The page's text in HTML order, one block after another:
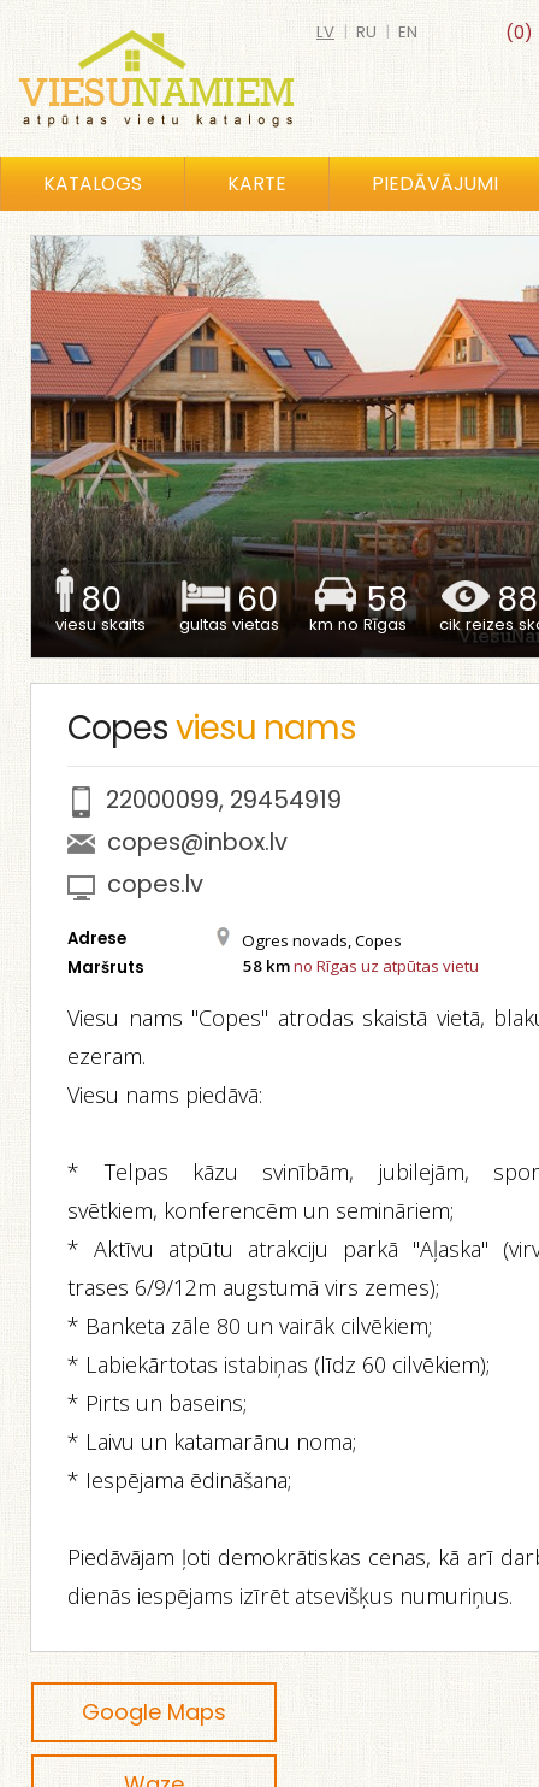
(0)
LV | RU | EN
KATALOGS KARTE PIEDĀVĀJUMI
80
viesu skaits
60
gultas vietas
58
km no Rīgas cik reizes
Copesviesu nams
22000099, 29454919
copes@inbox.lv
copes.lv
Adrese Ogres novads, Copes
Maršruts 58 kmno Rīgas uz atpūtas vietu
Viesu nams "Copes" atrodas skaistā vietā,
ezeram.
Viesu nams piedāvā:
* Telpas kāzu svinībām, jubilejām,
svētkiem, konferencēm un semināriem;
* Aktīvu atpūtu atrakciju parkā "Aļaska"
trases 6/9/12m augstumā virs zemes);
* Banketa zāle 80 un vairāk cilvēkiem;
* Labiekārtotas istabiņas (līdz 60 cilvēkiem);
* Pirts un baseins;
* Laivu un katamarānu noma;
* Iespējama ēdināšana;
Piedāvājam ļoti demokrātiskas cenas, kā arī
dienās iespējams izīrēt atsevišķus numuriņus.
Google Maps